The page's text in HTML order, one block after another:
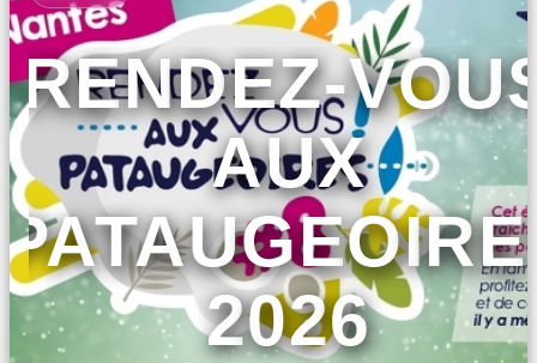
RENDEZ-
AUX
2026